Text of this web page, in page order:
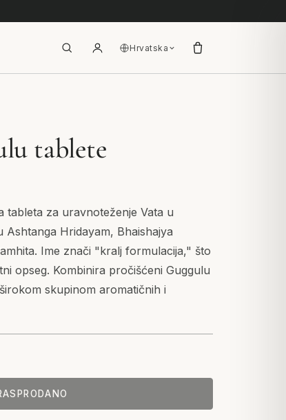
Hrvatska
tablete
tableta za uravnoteženje Vata u
Hridayam, Bhaishajya
Ime znači "kralj formulacija," što
opseg. Kombinira pročišćeni Guggulu
skupinom aromatičnih i